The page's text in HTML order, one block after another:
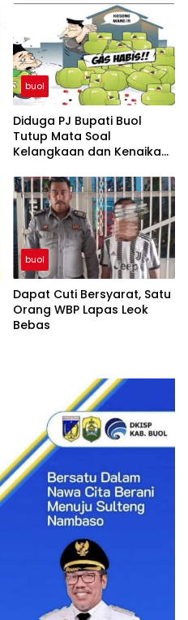
buol
Diduga PJ Bupati Buol
Tutup Mata Soal
Kelangkaan dan Kenaikan
Pangkalan dan Pengecer
buol
Dapat Cuti Bersyarat, Satu
Orang WBP Lapas Leok
Bebas